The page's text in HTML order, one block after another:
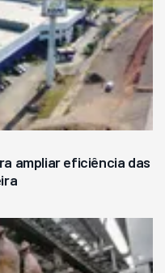
ampliar eficiência das